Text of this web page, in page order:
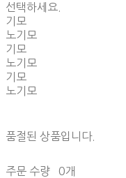
선택하세요.
기모
노기모
기모
노기모
기모
노기모
품절된 상품입니다.
주문 수량
0개